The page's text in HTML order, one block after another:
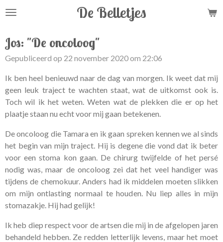
Ga
de
hoofdinhoud
De Belletjes
Jos: "De oncoloog"
Gepubliceerd op 22 november 2020 om 22:06
Ik ben heel benieuwd naar de dag van morgen. Ik weet dat mij
geen leuk traject te wachten staat, wat de uitkomst ook is.
Toch wil ik het weten. Weten wat de plekken die er op het
plaatje staan nu echt voor mij gaan betekenen.
De oncoloog die Tamara en ik gaan spreken kennen we al sinds
het begin van mijn traject. Hij is degene die vond dat ik beter
voor een stoma kon gaan. De chirurg twijfelde of het persé
nodig was, maar de oncoloog zei dat het veel handiger was
tijdens de chemokuur. Anders had ik middelen moeten slikken
om mijn ontlasting normaal te houden. Nu liep alles in mijn
stomazakje. Hij had gelijk!
Ik heb diep respect voor de artsen die mij in de afgelopen jaren
behandeld hebben. Ze redden letterlijk levens, maar het moet